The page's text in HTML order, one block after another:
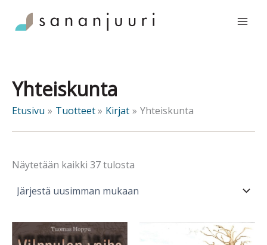
sisältöön
Yhteiskunta
Etusivu Tuotteet Kirjat Yhteiskunta
Näytetään kaikki 37 tulosta